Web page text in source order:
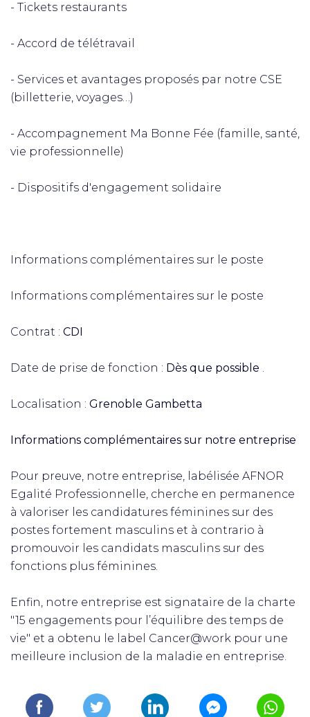
- Tickets restaurants
- Accord de télétravail
- Services et avantages proposés par notre CSE
(billetterie, voyages…)
- Accompagnement Ma Bonne Fée (famille, santé,
vie professionnelle)
- Dispositifs d'engagement solidaire
Informations complémentaires sur le poste
Informations complémentaires sur le poste
Contrat : CDI
Date de prise de fonction : Dès que possible .
Localisation : Grenoble Gambetta
Informations complémentaires sur notre entreprise
Pour preuve, notre entreprise, labélisée AFNOR
Egalité Professionnelle, cherche en permanence
à valoriser les candidatures féminines sur des
postes fortement masculins et à contrario à
promouvoir les candidats masculins sur des
fonctions plus féminines.
Enfin, notre entreprise est signataire de la charte
"15 engagements pour l’équilibre des temps de
vie" et a obtenu le label Cancer@work pour une
meilleure inclusion de la maladie en entreprise.